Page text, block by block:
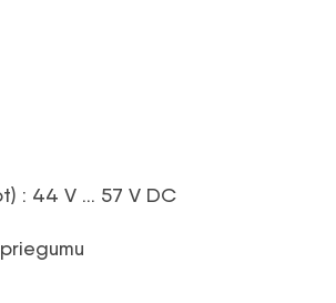
: 44 V … 57 V DC